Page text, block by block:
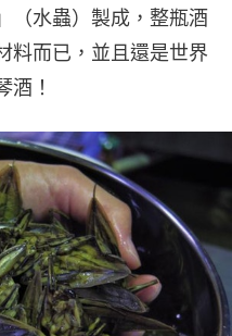
（水蟲）製成，整瓶酒
料而已，並且還是世界
酒！